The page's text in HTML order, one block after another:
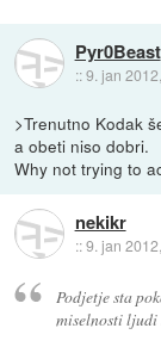
Pyr0Beast
::9. jan
>Trenutno Kodak
a obeti niso dobri.
Why not trying to
nekikr
::9. jan
Podjetje sta
miselnosti ljudi